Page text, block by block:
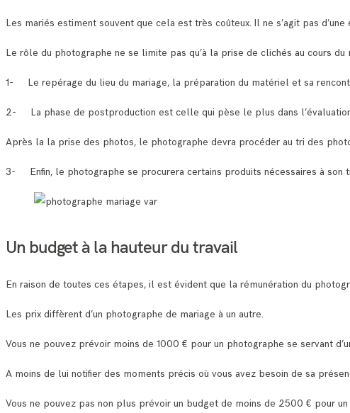
Les mariés estiment souvent que cela est très coûteux. Il ne s’agit pas
Le rôle du photographe ne se limite pas qu’à la prise de clichés au cours du
1- Le repérage du lieu du mariage, la préparation du matériel et sa
2- La phase de postproduction est celle qui pèse le plus dans
Après la la prise des photos, le photographe devra procéder au tri des
3- Enfin, le photographe se procurera certains produits nécessaires à son
Un budget à la hauteur du travail
En raison de toutes ces étapes, il est évident que la rémunération du
Les prix diffèrent d’un photographe de mariage à un autre.
Vous ne pouvez prévoir moins de 1000 € pour un photographe se servant
A moins de lui notifier des moments précis où vous avez besoin de sa
Vous ne pouvez pas non plus prévoir un budget de moins de 2500 € pour